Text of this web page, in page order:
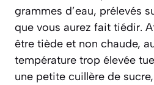
grammes d’eau, prélevés
que vous aurez fait tiédir.
être tiède et non chaude,
température trop élevée
une petite cuillère de